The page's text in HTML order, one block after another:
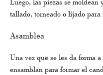
tallado, torneado o lijado para
Asamblea
Una vez que se les da forma
ensamblan para formar el